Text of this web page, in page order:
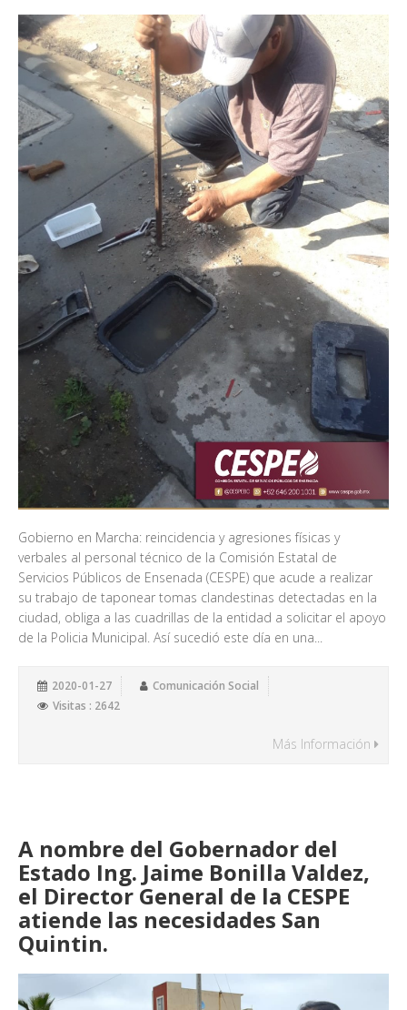
Gobierno en Marcha: reincidencia y agresiones físicas y
verbales al personal técnico de la Comisión Estatal de
Servicios Públicos de Ensenada (CESPE) que acude a realizar
su trabajo de taponear tomas clandestinas detectadas en la
ciudad, obliga a las cuadrillas de la entidad a solicitar el apoyo
de la Policia Municipal. Así sucedió este día en una...
2020-01-27
Comunicación Social
Visitas : 2642
Más Información
A nombre del Gobernador del
Estado Ing. Jaime Bonilla Valdez,
el Director General de la CESPE
atiende las necesidades San
Quintin.